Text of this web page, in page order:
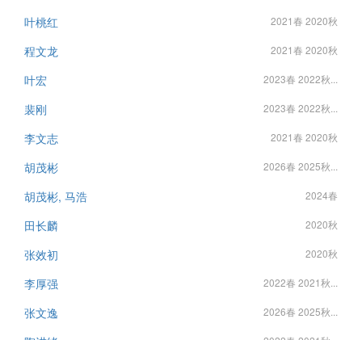
叶桃红
2021春 2020秋
程文龙 2021春 2020秋
叶宏 2023春 2022秋...
裴刚 2023春 2022秋...
李文志 2021春 2020秋
胡茂彬 2026春 2025秋...
胡茂彬, 马浩 2024春
田长麟 2020秋
张效初 2020秋
李厚强 2022春 2021秋...
张文逸 2026春 2025秋...